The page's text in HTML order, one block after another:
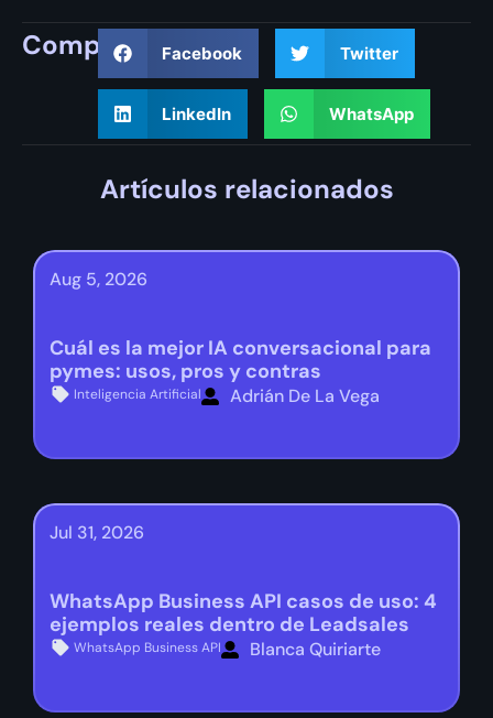
Compartir Facebook Twitter
LinkedIn WhatsApp
Artículos relacionados
Aug 5, 2026
Cuál es la mejor IA conversacional para
pymes: usos, pros y contras
Inteligencia Artificial Adrián De La Vega
Jul 31, 2026
WhatsApp Business API casos de uso: 4
ejemplos reales dentro de Leadsales
WhatsApp Business API Blanca Quiriarte